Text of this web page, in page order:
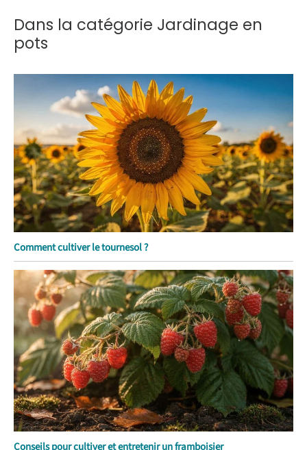
Dans la catégorie Jardinage en
pots
Comment cultiver le tournesol ?
Conseils pour cultiver et entretenir un framboisier